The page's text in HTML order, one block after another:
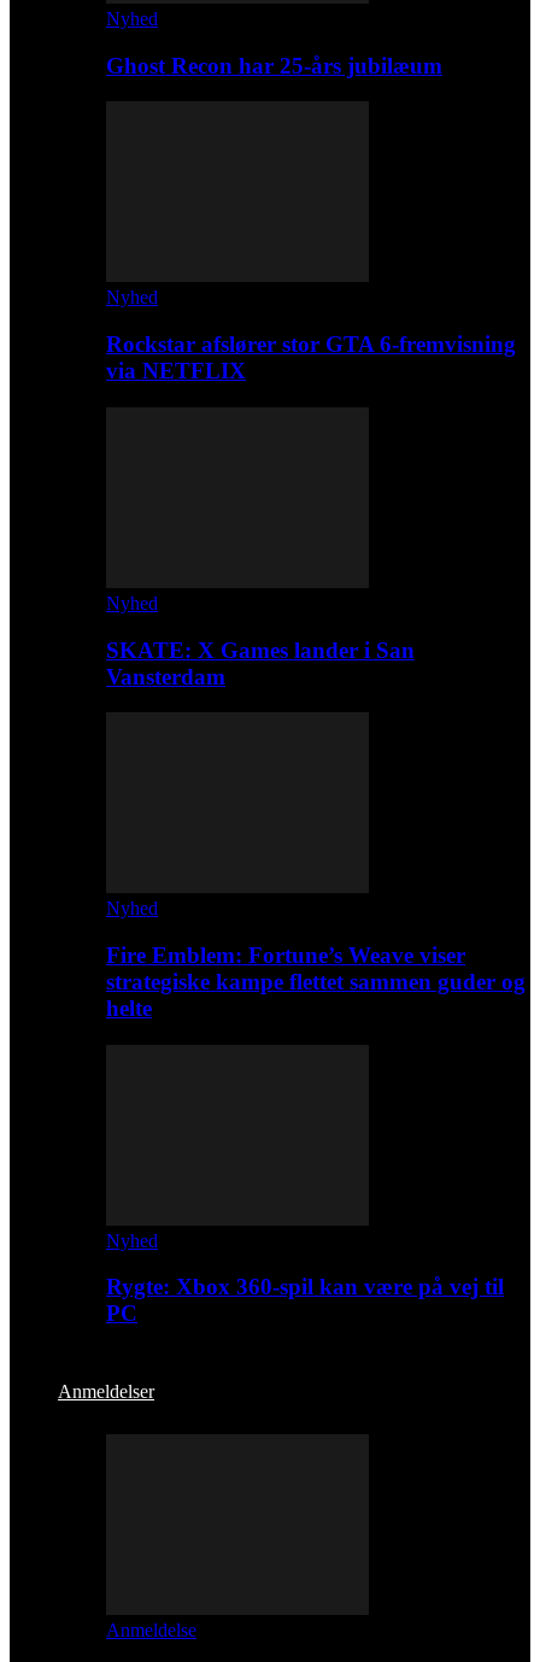
Nyhed
Ghost Recon har 25-års jubilæum
Nyhed
Rockstar afslører stor GTA 6-fremvisning
via NETFLIX
Nyhed
SKATE: X Games lander i San
Vansterdam
Nyhed
Fire Emblem: Fortune’s Weave viser
strategiske kampe flettet sammen guder og
helte
Nyhed
Rygte: Xbox 360-spil kan være på vej til
PC
Anmeldelser
Anmeldelse